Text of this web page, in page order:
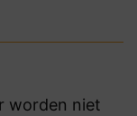
worden niet